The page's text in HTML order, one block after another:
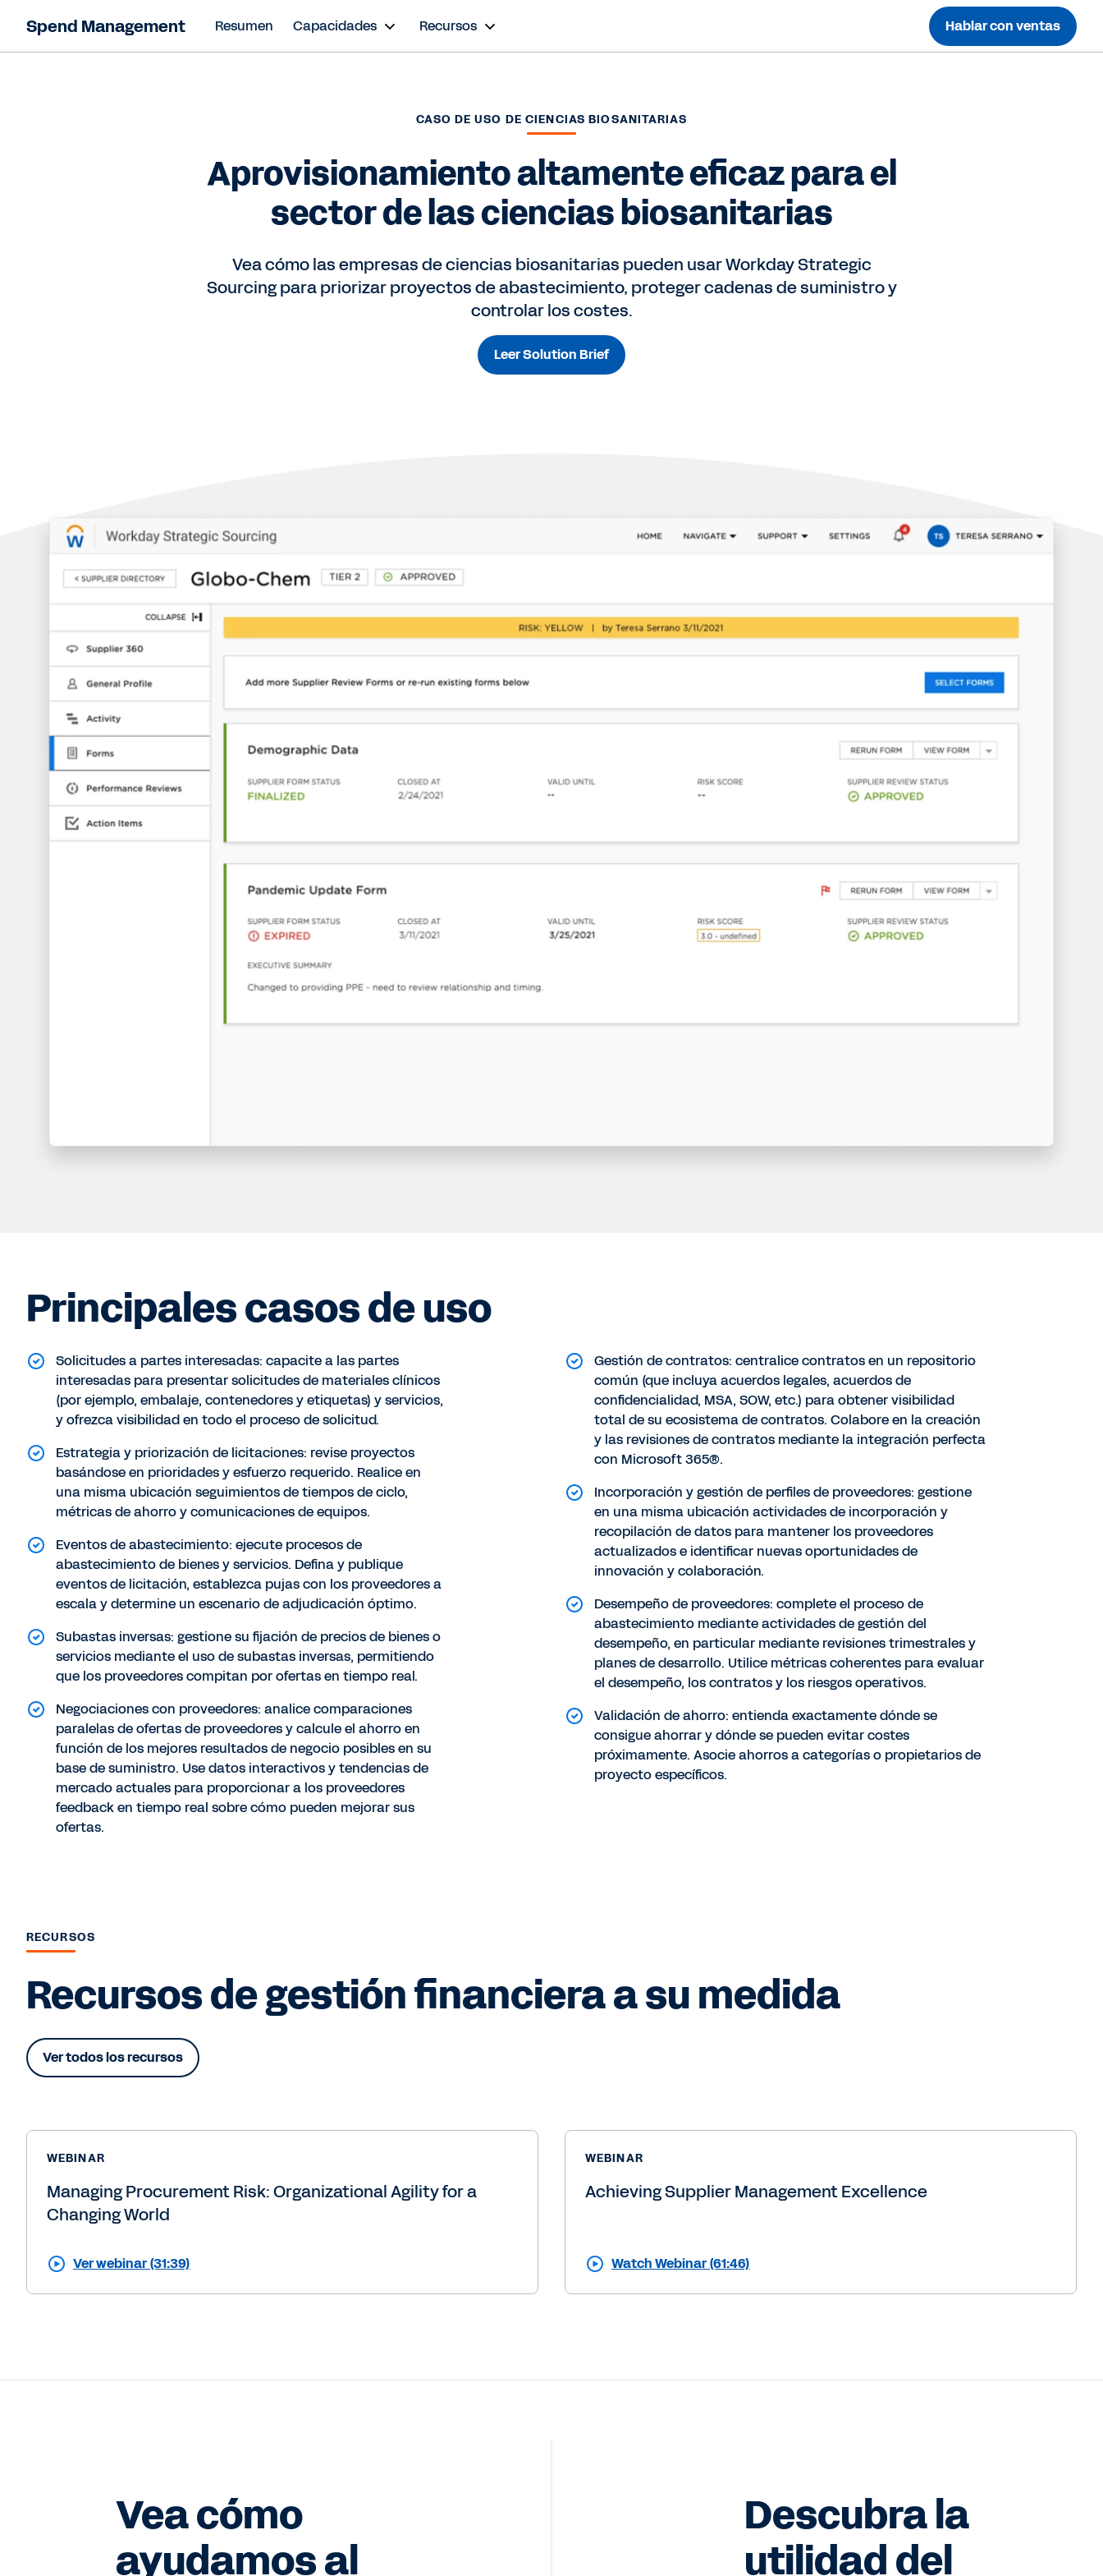
Spend Management Resumen Capacidades Recursos Hablar con ventas
CASO DE USO DE CIENCIAS BIOSANITARIAS
Aprovisionamiento altamente eficaz para el
sector de las ciencias biosanitarias
Vea cómo las empresas de ciencias biosanitarias pueden usar Workday Strategic
Sourcing para priorizar proyectos de abastecimiento, proteger cadenas de suministro y
controlar los costes.
Leer Solution Brief
Principales casos de uso
Solicitudes a partes interesadas: capacite a las partes
interesadas para presentar solicitudes de materiales clínicos
(por ejemplo, embalaje, contenedores y etiquetas) y servicios,
y ofrezca visibilidad en todo el proceso de solicitud.
Estrategia y priorización de licitaciones: revise proyectos
basándose en prioridades y esfuerzo requerido. Realice en
una misma ubicación seguimientos de tiempos de ciclo,
métricas de ahorro y comunicaciones de equipos.
Eventos de abastecimiento: ejecute procesos de
abastecimiento de bienes y servicios. Defina y publique
eventos de licitación, establezca pujas con los proveedores a
escala y determine un escenario de adjudicación óptimo.
Subastas inversas: gestione su fijación de precios de bienes o
servicios mediante el uso de subastas inversas, permitiendo
que los proveedores compitan por ofertas en tiempo real.
Negociaciones con proveedores: analice comparaciones
paralelas de ofertas de proveedores y calcule el ahorro en
función de los mejores resultados de negocio posibles en su
base de suministro. Use datos interactivos y tendencias de
mercado actuales para proporcionar a los proveedores
feedback en tiempo real sobre cómo pueden mejorar sus
ofertas.
Gestión de contratos: centralice contratos en un repositorio
común (que incluya acuerdos legales, acuerdos de
confidencialidad, MSA, SOW, etc.) para obtener visibilidad
total de su ecosistema de contratos. Colabore en la creación
y las revisiones de contratos mediante la integración perfecta
con Microsoft 365®.
Incorporación y gestión de perfiles de proveedores: gestione
en una misma ubicación actividades de incorporación y
recopilación de datos para mantener los proveedores
actualizados e identificar nuevas oportunidades de
innovación y colaboración.
Desempeño de proveedores: complete el proceso de
abastecimiento mediante actividades de gestión del
desempeño, en particular mediante revisiones trimestrales y
planes de desarrollo. Utilice métricas coherentes para evaluar
el desempeño, los contratos y los riesgos operativos.
Validación de ahorro: entienda exactamente dónde se
consigue ahorrar y dónde se pueden evitar costes
próximamente. Asocie ahorros a categorías o propietarios de
proyecto específicos.
RECURSOS
Recursos de gestión financiera a su medida
Ver todos los recursos
WEBINAR
Managing Procurement Risk: Organizational Agility for a
Changing World
Ver webinar (31:39)
WEBINAR
Achieving Supplier Management Excellence
Watch Webinar (61:46)
Vea cómo
ayudamos al
Descubra la
utilidad del